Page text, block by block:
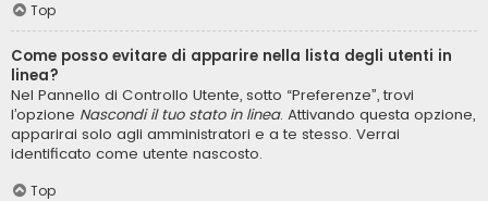
Top
Come posso evitare di apparire nella lista degli utenti in
linea?
Nel Pannello di Controllo Utente, sotto “Preferenze”, trovi
l’opzione Nascondi il tuo stato in linea. Attivando questa opzione,
apparirai solo agli amministratori e a te stesso. Verrai
identificato come utente nascosto.
Top